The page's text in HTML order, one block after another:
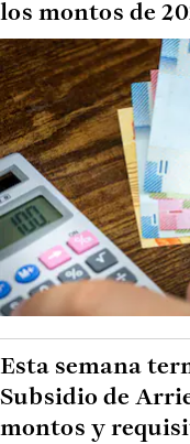
los montos de
Esta semana
Subsidio de
montos y